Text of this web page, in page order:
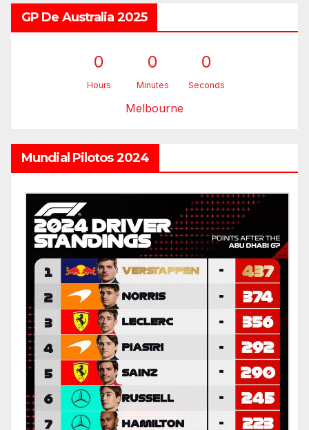
GP De Australia 2025
0
Hours
0
Minutes
0
Seconds
Melbourne
Mundial Pilotos 2024